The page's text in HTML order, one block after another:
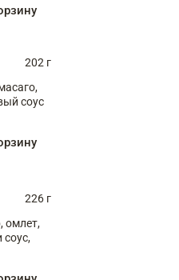
202 г
соус
226 г
омлет,
соус,